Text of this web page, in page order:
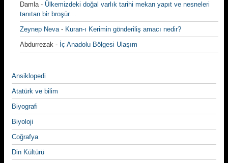
Damla- Ülkemizdeki doğal varlık tarihi mekan yapıt ve nesneleri
tanıtan bir broşür…
Zeynep Neva- Kuran-ı Kerimin gönderiliş amacı nedir?
Abdurrezak - İç Anadolu Bölgesi Ulaşım
Ansiklopedi
Atatürk ve bilim
Biyografi
Biyoloji
Coğrafya
Din Kültürü